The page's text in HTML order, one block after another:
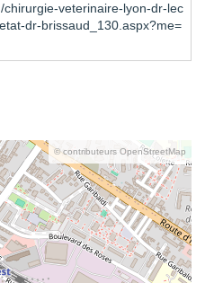
veterinaire-lyon-dr-lec
dr-brissaud_130.aspx?me=
© contributeurs OpenStreetMap